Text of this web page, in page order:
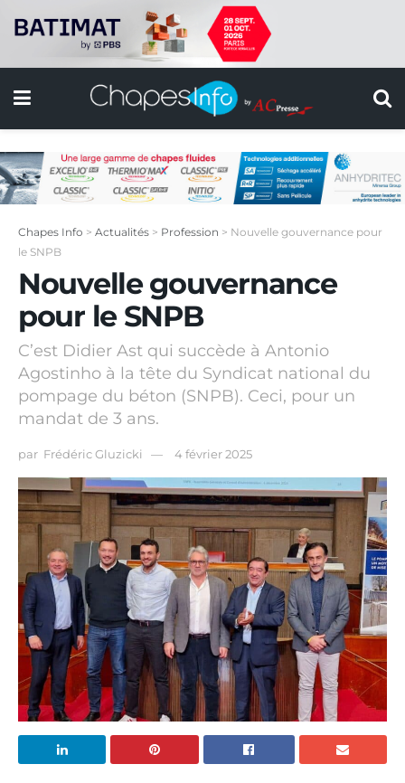
Chapes Info > Actualités > Profession > Nouvelle gouvernance pour
le SNPB
Nouvelle gouvernance
pour le SNPB
C’est Didier Ast qui succède à Antonio
Agostinho à la tête du Syndicat national du
pompage du béton (SNPB). Ceci, pour un
mandat de 3 ans.
par Frédéric Gluzicki 4 février 2025